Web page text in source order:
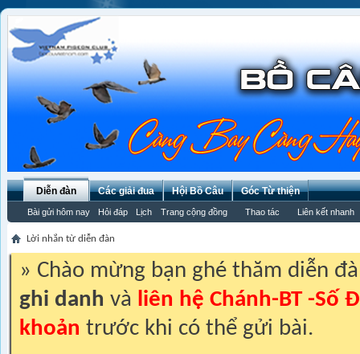
Diễn đàn
Bài gửi hôm nay Hỏi đáp Lịch Trang cộng đồng Thao tác Liên kết nhanh
Các giải đua Hội Bồ Câu Góc Từ thiện
Lời nhắn từ diễn đàn
» Chào mừng bạn ghé thăm diễn
ghi danh và liên hệ Chánh-BT -Số
khoản trước khi có thể gửi bài.